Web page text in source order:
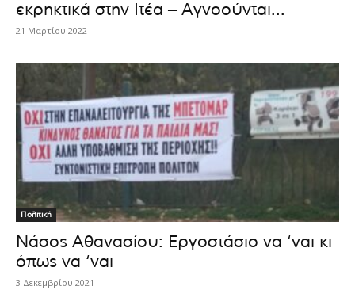
εκρηκτικά στην Ιτέα – Αγνοούνται...
21 Μαρτίου 2022
Πολιτική
Νάσος Αθανασίου: Εργοστάσιο να ‘ναι κι
όπως να ‘ναι
3 Δεκεμβρίου 2021